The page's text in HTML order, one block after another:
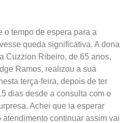
o tempo de espera para a
queda significativa. A dona
Cuzzion Ribeiro, de 65 anos,
Ramos, realizou a sua
terça-feira, depois de ter
dias desde a consulta com o
Achei que ia esperar
atendimento continuar assim vai